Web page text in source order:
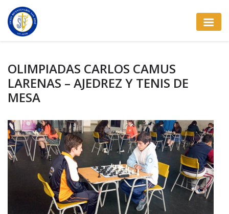
OLIMPIADAS CARLOS CAMUS
LARENAS – AJEDREZ Y TENIS DE
MESA